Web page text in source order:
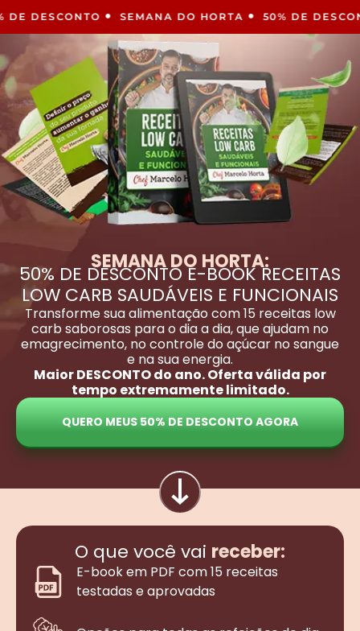
SEMANA DO HORTA 50% DE DESCONTO
SEMANA DO HORTA:
50% DE DESCONTO E-BOOK RECEITAS
LOW CARB SAUDÁVEIS E FUNCIONAIS
Transforme sua alimentação com 15 receitas low
carb saborosas para o dia a dia, que ajudam no
emagrecimento, no controle do açúcar no sangue
e na sua energia.
Maior DESCONTO do ano. Oferta válida por
tempo extremamente limitado.
QUERO MEUS 50% DE DESCONTO AGORA
O que você vai receber:
E-book em PDF com 15 receitas
testadas e aprovadas